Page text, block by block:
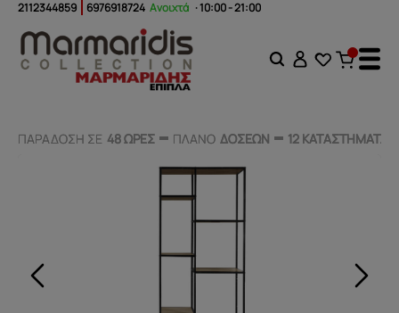
2112344859 6976918724 Ανοιχτά · 10:00 - 21:00
ΠΑΡΑΔΟΣΗ ΣΕ 48 ΩΡΕΣ ΠΛΑΝΟ ΔΟΣΕΩΝ 12 ΚΑΤΑΣΤΗΜΑΤΑ
ΠΑΡΑΔΟΣΗ ΣΕ 48 ΩΡΕΣ ΠΛΑΝΟ ΔΟΣΕΩΝ 12 ΚΑΤΑΣΤΗΜΑΤΑ